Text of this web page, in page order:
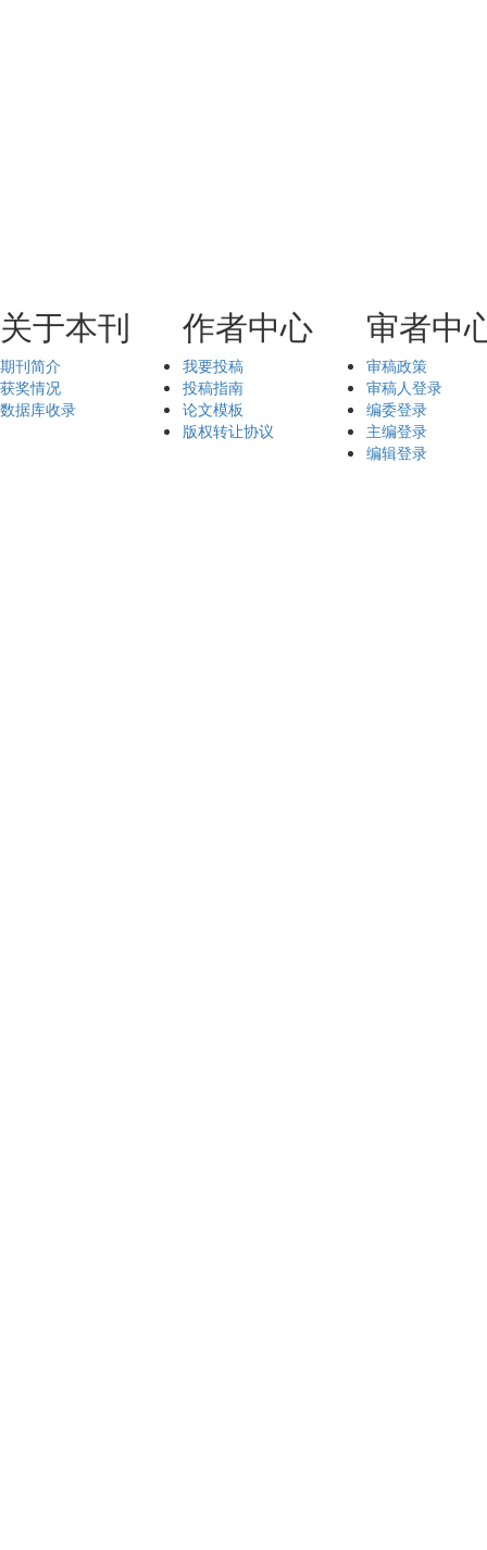
关于本刊
期刊简介
获奖情况
数据库收录
作者中心
我要投稿
投稿指南
论文模板
版权转让协议
审者中
审稿政策
审稿人登录
编委登录
主编登录
编辑登录